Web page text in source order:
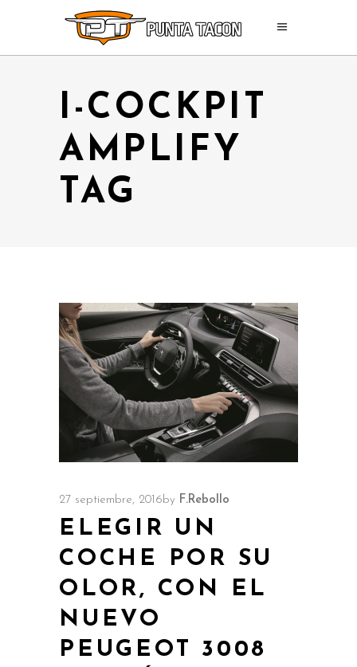
I-COCKPIT
AMPLIFY
TAG
27 septiembre, 2016 by F.Rebollo
ELEGIR UN
COCHE POR SU
OLOR, CON EL
NUEVO
PEUGEOT 3008